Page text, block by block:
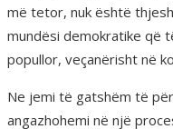
më tetor, nuk është
mundësi demokratike që
popullor, veçanërisht në
Ne jemi të gatshëm të
angazhohemi në një